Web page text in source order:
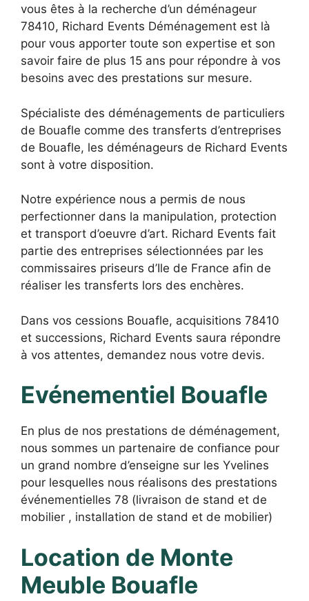
vous êtes à la recherche d’un déménageur
78410, Richard Events Déménagement est là
pour vous apporter toute son expertise et son
savoir faire de plus 15 ans pour répondre à vos
besoins avec des prestations sur mesure.
Spécialiste des déménagements de particuliers
de Bouafle comme des transferts d’entreprises
de Bouafle, les déménageurs de Richard Events
sont à votre disposition.
Notre expérience nous a permis de nous
perfectionner dans la manipulation, protection
et transport d’oeuvre d’art. Richard Events fait
partie des entreprises sélectionnées par les
commissaires priseurs d’Ile de France afin de
réaliser les transferts lors des enchères.
Dans vos cessions Bouafle, acquisitions 78410
et successions, Richard Events saura répondre
à vos attentes, demandez nous votre devis.
Evénementiel Bouafle
En plus de nos prestations de déménagement,
nous sommes un partenaire de confiance pour
un grand nombre d’enseigne sur les Yvelines
pour lesquelles nous réalisons des prestations
événementielles 78 (livraison de stand et de
mobilier , installation de stand et de mobilier)
Location de Monte
Meuble Bouafle